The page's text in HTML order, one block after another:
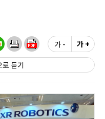
가 - 가 +